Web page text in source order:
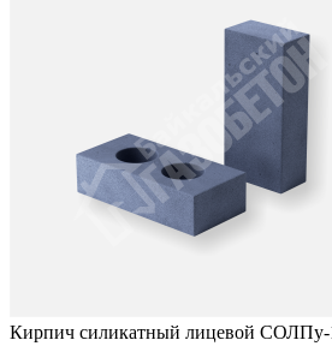
Кирпич силикатный лицевой